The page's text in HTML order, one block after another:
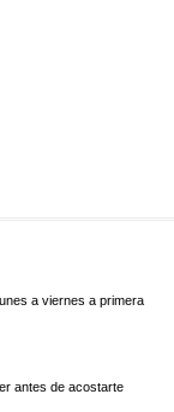
a viernes a primera
antes de acostarte